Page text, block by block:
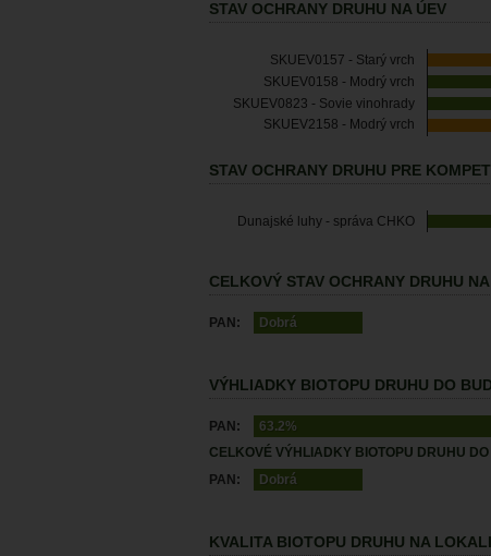
STAV OCHRANY DRUHU NA ÚEV
SKUEV0157 - Starý vrch
SKUEV0158 - Modrý vrch
SKUEV0823 - Sovie vinohrady
SKUEV2158 - Modrý vrch
STAV OCHRANY DRUHU PRE
Dunajské luhy - správa CHKO
CELKOVÝ STAV OCHRANY DRUHU
PAN: Dobrá
VÝHLIADKY BIOTOPU DRUHU DO
PAN: 63.2%
CELKOVÉ VÝHLIADKY BIOTOPU DRUHU
PAN:
Dobrá
KVALITA BIOTOPU DRUHU NA